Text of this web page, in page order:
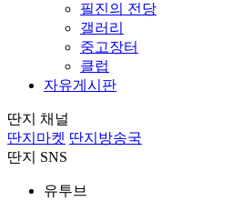
필진의 전당
갤러리
중고장터
클럽
자유게시판
딴지 채널
딴지마켓 딴지방송국
딴지 SNS
유투브